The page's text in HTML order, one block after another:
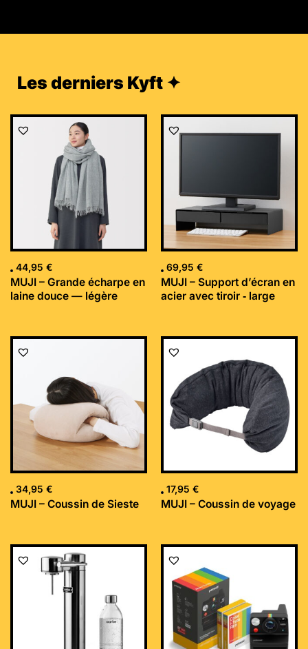
Les derniers Kyft ✦
44,95 €
MUJI – Grande écharpe en
laine douce — légère
69,95 €
MUJI – Support d’écran en
acier avec tiroir ‐ large
34,95 €
MUJI – Coussin de Sieste
17,95 €
MUJI – Coussin de voyage
Le
initial
était :
169,99 €.
Le